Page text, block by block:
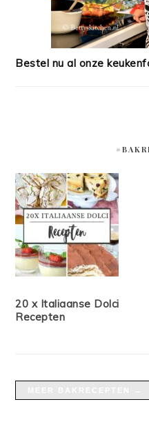
Bestel nu al onze
20 x Italiaanse Dolci
Recepten